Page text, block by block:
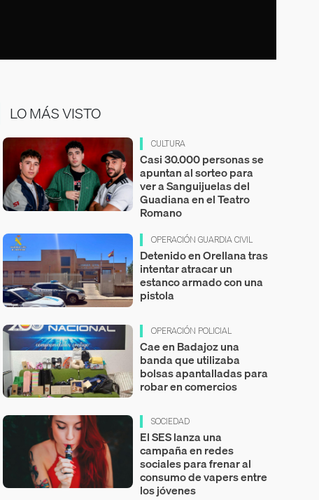
LO MÁS VISTO
CULTURA
Casi 30.000 personas se
apuntan al sorteo para
ver a Sanguijuelas del
Guadiana en el Teatro
Romano
OPERACIÓN GUARDIA CIVIL
Detenido en Orellana tras
intentar atracar un
estanco armado con una
pistola
OPERACIÓN POLICIAL
Cae en Badajoz una
banda que utilizaba
bolsas apantalladas para
robar en comercios
SOCIEDAD
El SES lanza una
campaña en redes
sociales para frenar al
consumo de vapers entre
los jóvenes